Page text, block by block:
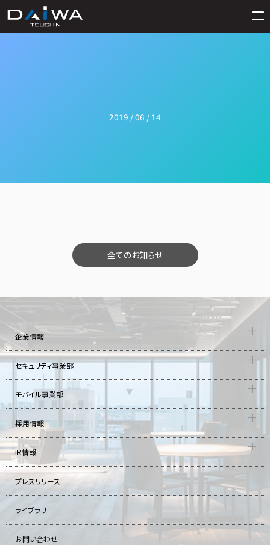
2019 / 06 / 14
全てのお知らせ
企業情報
セキュリティ事業部
モバイル事業部
採用情報
IR情報
プレスリリース
ライブラリ
お問い合わせ